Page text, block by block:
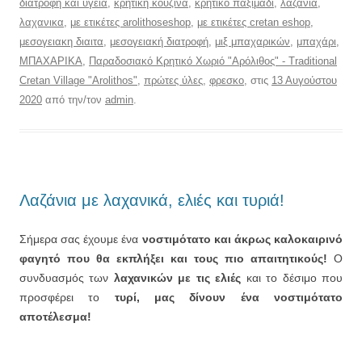
διατροφή και υγεία, κρητική κουζίνα, κρητικο παξιμαδι, λαζανια,
λαχανικα, με ετικέτες arolithoseshop, με ετικέτες cretan eshop,
μεσογειακη διαιτα, μεσογειακή διατροφή, μιξ μπαχαρικών, μπαχάρι,
ΜΠΑΧΑΡΙΚΑ, Παραδοσιακό Κρητικό Χωριό "Αρόλιθος" - Traditional
Cretan Village "Arolithos", πρώτες ύλες, φρεσκο, στις 13 Αυγούστου
2020 από την/τον admin.
Λαζάνια με λαχανικά, ελιές και τυριά!
Σήμερα σας έχουμε ένα νοστιμότατο και άκρως καλοκαιρινό
φαγητό που θα εκπλήξει και τους πιο απαιτητικούς! Ο
συνδυασμός των λαχανικών με τις ελιές και το δέσιμο που
προσφέρει το τυρί, μας δίνουν ένα νοστιμότατο
αποτέλεσμα!